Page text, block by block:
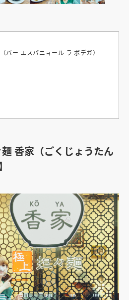
バー エスパニョール ラ ボデガ）
麺 香家（ごくじょうたん